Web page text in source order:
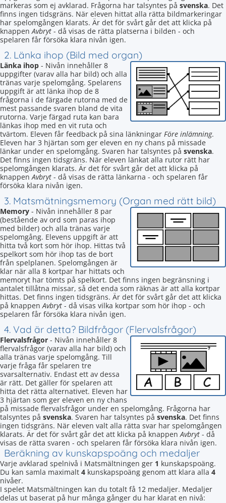
markeras som ej avklarad. Frågorna har talsyntes på svenska. Det
finns ingen tidsgräns. När eleven hittat alla rätta bildmarkeringar
har spelomgången klarats. Är det för svårt går det att klicka på
knappenAvbryt - då visas de rätta platserna i bilden - och
spelaren får försöka klara nivån igen.
2. Länka ihop (Bild med organ)
Länka ihop - Nivån innehåller 8
uppgifter (varav alla har bild) och alla
tränas varje spelomgång. Spelarens
uppgift är att länka ihop de 8
frågorna i de färgade rutorna med de
mest passande svaren bland de vita
rutorna. Varje färgad ruta kan bara
länkas ihop med en vit ruta och
tvärtom. Eleven får feedback på sina länkningar Före inlämning.
Eleven har 3 hjärtan som ger eleven en ny chans på missade
länkar under en spelomgång. Svaren har talsyntes på svenska.
Det finns ingen tidsgräns. När eleven länkat alla rutor rätt har
spelomgången klarats. Är det för svårt går det att klicka på
knappenAvbryt - då visas de rätta länkarna - och spelaren får
försöka klara nivån igen.
3. Matsmätningsmemory (Organ med rätt bild)
Memory - Nivån innehåller 8 par
(bestående av ord som paras ihop
med bilder) och alla tränas varje
spelomgång. Elevens uppgift är att
hitta två kort som hör ihop. Hittas två
spelkort som hör ihop tas de bort
från spelplanen. Spelomgången är
klar när alla 8 kortpar har hittats och
memoryt har tömts på spelkort. Det finns ingen begränsning i
antalet tillåtna missar, så det enda som räknas är att alla kortpar
hittas. Det finns ingen tidsgräns. Är det för svårt går det att klicka
på knappenAvbryt - då visas vilka kortpar som hör ihop - och
spelaren får försöka klara nivån igen.
4. Vad är detta? Bildfrågor (Flervalsfrågor)
Flervalsfrågor - Nivån innehåller 8
flervalsfrågor (varav alla har bild) och
alla tränas varje spelomgång. Till
varje fråga får spelaren tre
svarsalternativ. Endast ett av dessa
är rätt. Det gäller för spelaren att
hitta det rätta alternativet. Eleven har
3 hjärtan som ger eleven en ny chans
på missade flervalsfrågor under en spelomgång. Frågorna har
talsyntes på svenska. Svaren har talsyntes på svenska. Det finns
ingen tidsgräns. När eleven valt alla rätta svar har spelomgången
klarats. Är det för svårt går det att klicka på knappenAvbryt - då
visas de rätta svaren - och spelaren får försöka klara nivån igen.
Beräkning av kunskapspoäng och medaljer
Varje avklarad spelnivå i Matsmältningen ger 1 kunskapspoäng.
Du kan samla maximalt 4 kunskapspoäng genom att klara alla 4
nivåer.
I spelet Matsmältningen kan du totalt få 12 medaljer. Medaljer
delas ut baserat på hur många gånger du har klarat en nivå: